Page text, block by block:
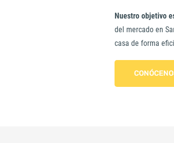
Nuestro objetivo
del mercado en
casa de forma